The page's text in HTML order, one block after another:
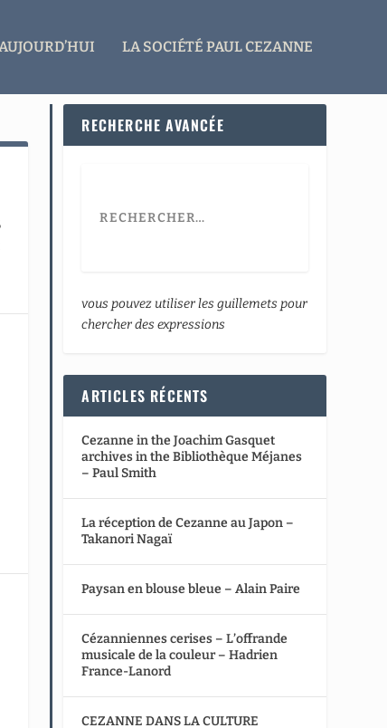
LA SOCIÉTÉ PAUL CEZANNE
RECHERCHE AVANCÉE
vous pouvez utiliser les guillemets pour
chercher des expressions
ARTICLES RÉCENTS
Cezanne in the Joachim Gasquet
archives in the Bibliothèque Méjanes
– Paul Smith
La réception de Cezanne au Japon –
Takanori Nagaï
Paysan en blouse bleue – Alain Paire
Cézanniennes cerises – L’offrande
musicale de la couleur – Hadrien
France-Lanord
CEZANNE DANS LA CULTURE